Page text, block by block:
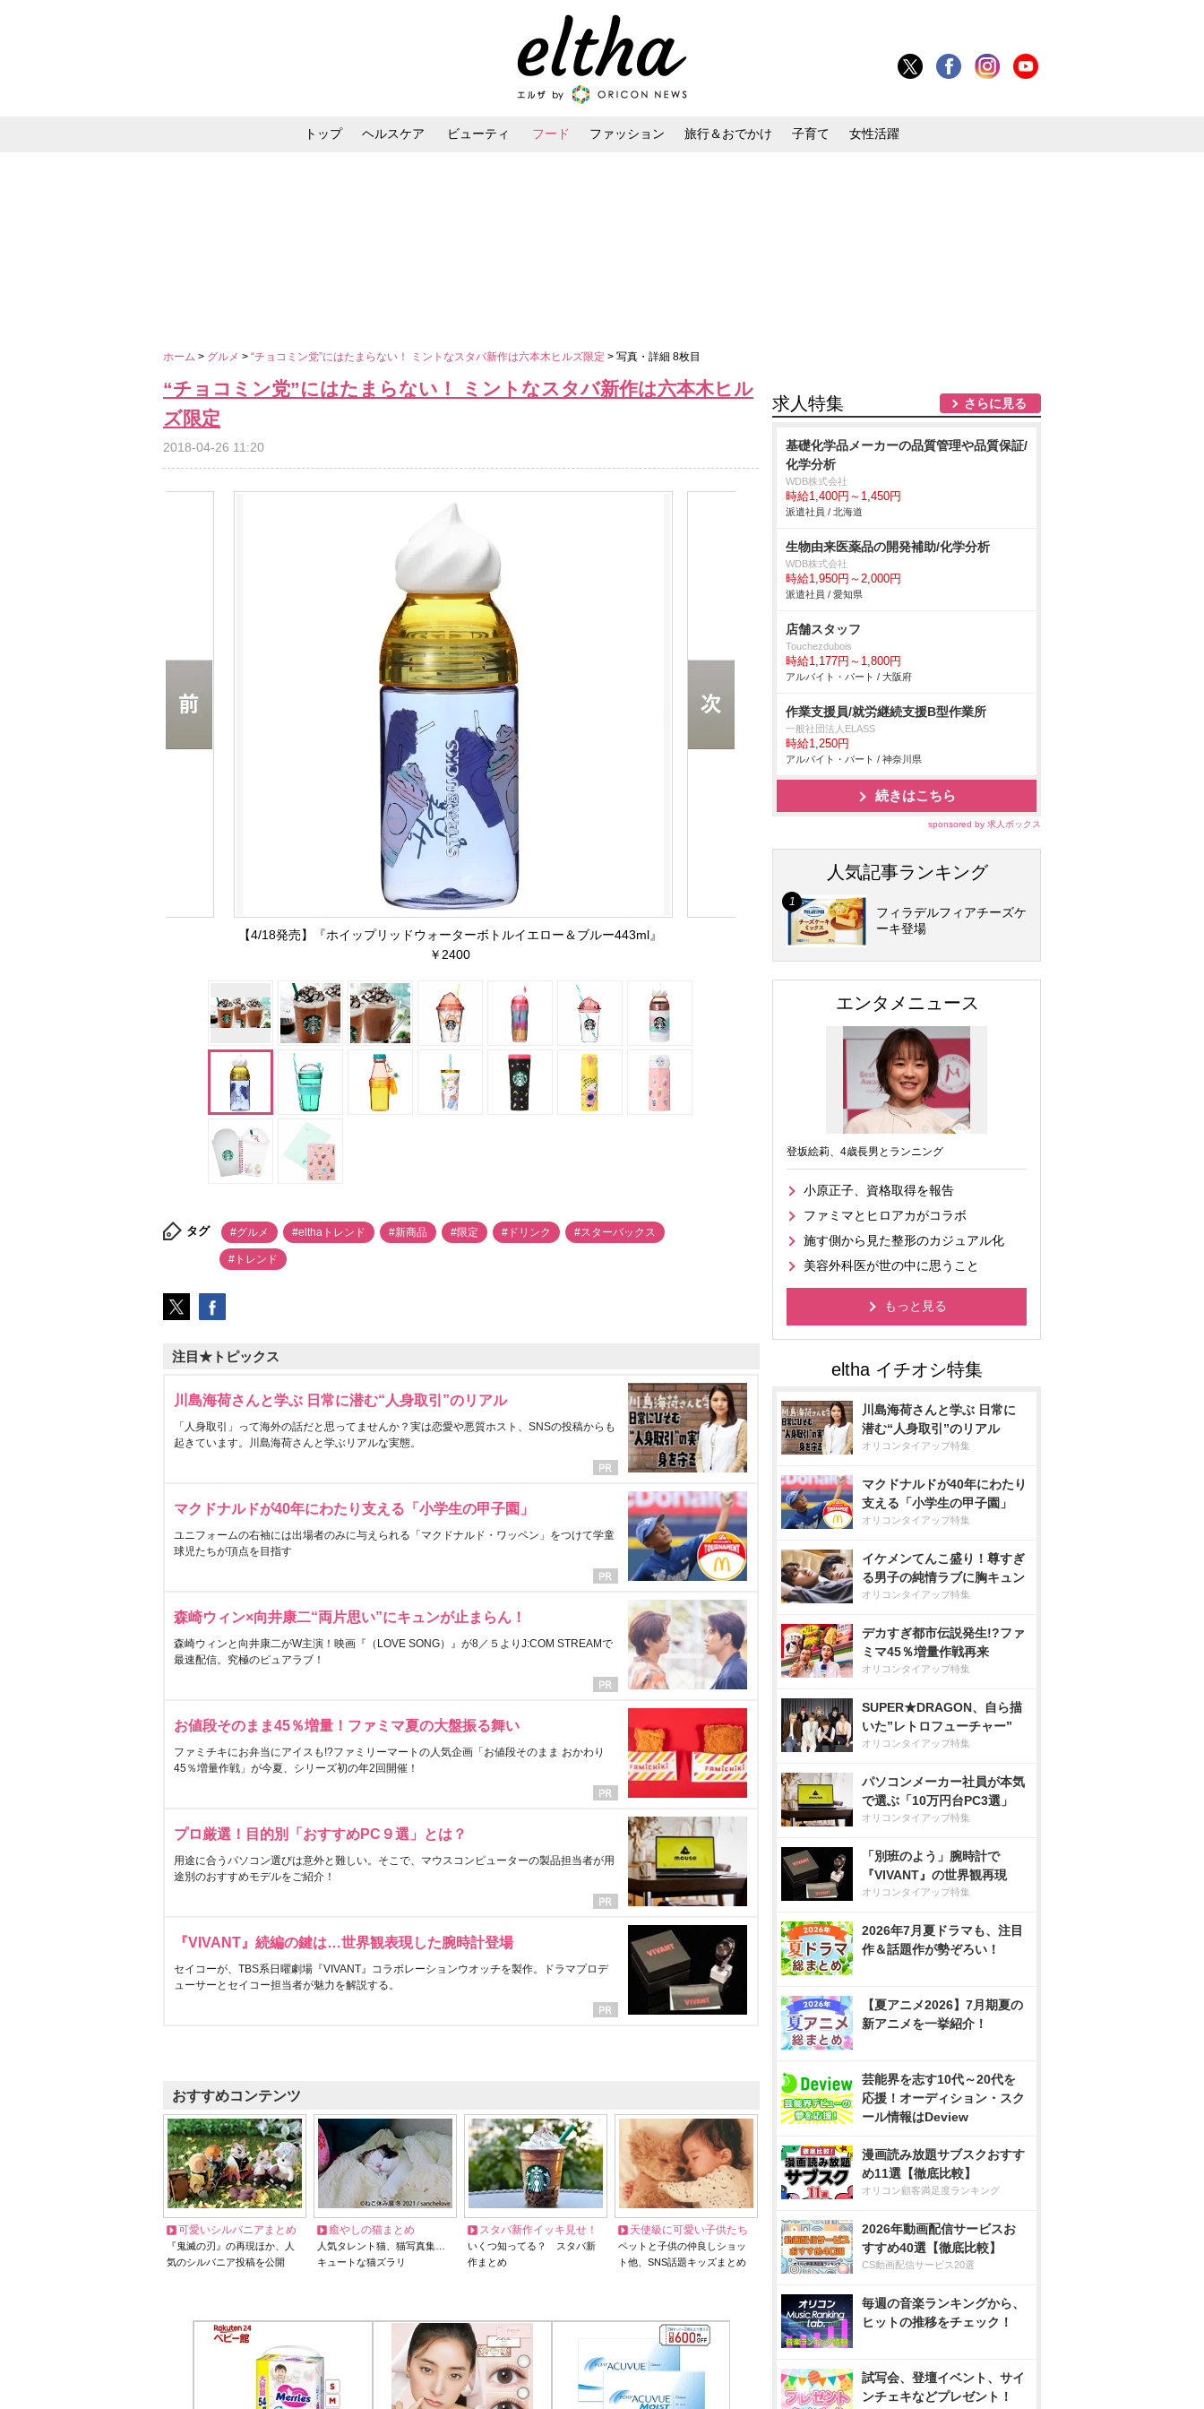
トップ ヘルスケア ビューティ フード ファッション 旅行＆おでかけ 子育て 女性活躍
ホーム > グルメ > “チョコミン党”にはたまらない！ ミントなスタバ新作は六本木ヒルズ限定 > 写真・詳細 8枚目
“チョコミン党”にはたまらない！ ミントなスタバ新作は六本木ヒル
ズ限定
2018-04-26 11:20
【4/18発売】『ホイップリッドウォーターボトルイエロー＆ブルー443ml』
￥2400
タグ #グルメ #elthaトレンド #新商品 #限定 #ドリンク #スターバックス
#トレンド
注目★トピックス
川島海荷さんと学ぶ 日常に潜む“人身取引”のリアル
「人身取引」って海外の話だと思ってませんか？実は恋愛や悪質ホスト、SNSの投稿からも
起きています。川島海荷さんと学ぶリアルな実態。
マクドナルドが40年にわたり支える「小学生の甲子園」
ユニフォームの右袖には出場者のみに与えられる「マクドナルド・ワッペン」をつけて学童
球児たちが頂点を目指す
森崎ウィン×向井康二“両片思い”にキュンが止まらん！
森崎ウィンと向井康二がW主演！映画『（LOVE SONG）』が8／５よりJ:COM STREAMで
最速配信。究極のピュアラブ！
お値段そのまま45％増量！ファミマ夏の大盤振る舞い
ファミチキにお弁当にアイスも!?ファミリーマートの人気企画「お値段そのまま おかわり
45％増量作戦」が今夏、シリーズ初の年2回開催！
プロ厳選！目的別「おすすめPC９選」とは？
用途に合うパソコン選びは意外と難しい。そこで、マウスコンピューターの製品担当者が用
途別のおすすめモデルをご紹介！
『VIVANT』続編の鍵は…世界観表現した腕時計登場
セイコーが、TBS系日曜劇場『VIVANT』コラボレーションウオッチを製作。ドラマプロデ
ューサーとセイコー担当者が魅力を解説する。
おすすめコンテンツ
可愛いシルバニアまとめ
『鬼滅の刃』の再現ほか、人
気のシルバニア投稿を公開
癒やしの猫まとめ
人気タレント猫、猫写真集…
キュートな猫ズラリ
スタバ新作イッキ見せ！
いくつ知ってる？ スタバ新
作まとめ
天使級に可愛い子供たち
ペットと子供の仲良しショッ
ト他、SNS話題キッズまとめ
求人特集 さらに見る
基礎化学品メーカーの品質管理や品質保証/
化学分析
WDB株式会社
時給1,400円～1,450円
派遣社員 / 北海道
生物由来医薬品の開発補助/化学分析
WDB株式会社
時給1,950円～2,000円
派遣社員 / 愛知県
店舗スタッフ
Touchezdubois
時給1,177円～1,800円
アルバイト・パート / 大阪府
作業支援員/就労継続支援B型作業所
一般社団法人ELASS
時給1,250円
アルバイト・パート / 神奈川県
続きはこちら
sponsored by 求人ボックス
人気記事ランキング
フィラデルフィアチーズケ
ーキ登場
エンタメニュース
登坂絵莉、4歳長男とランニング
小原正子、資格取得を報告
ファミマとヒロアカがコラボ
施す側から見た整形のカジュアル化
美容外科医が世の中に思うこと
もっと見る
川島海荷さんと学ぶ 日常に
潜む“人身取引”のリアル
オリコンタイアップ特集
マクドナルドが40年にわたり
支える「小学生の甲子園」
オリコンタイアップ特集
イケメンてんこ盛り！尊すぎ
る男子の純情ラブに胸キュン
オリコンタイアップ特集
デカすぎ都市伝説発生!?ファ
ミマ45％増量作戦再来
オリコンタイアップ特集
SUPER★DRAGON、自ら描
いた”レトロフューチャー”
オリコンタイアップ特集
パソコンメーカー社員が本気
で選ぶ「10万円台PC3選」
オリコンタイアップ特集
「別班のよう」腕時計で
『VIVANT』の世界観再現
オリコンタイアップ特集
2026年7月夏ドラマも、注目
作＆話題作が勢ぞろい！
【夏アニメ2026】7月期夏の
新アニメを一挙紹介！
芸能界を志す10代～20代を
応援！オーディション・スク
ール情報はDeview
漫画読み放題サブスクおすす
め11選【徹底比較】
オリコン顧客満足度ランキング
2026年動画配信サービスお
すすめ40選【徹底比較】
CS動画配信サービス20選
毎週の音楽ランキングから、
ヒットの推移をチェック！
試写会、登壇イベント、サイ
ンチェキなどプレゼント！